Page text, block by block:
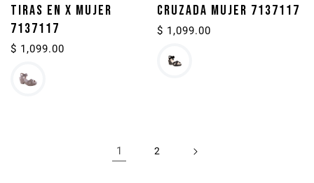
TIRAS EN X MUJER
7137117
Precio
$ 1,099.00
CRUZADA MUJER 7137117
Precio
$ 1,099.00
1 2